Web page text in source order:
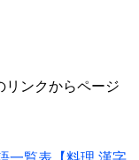
リンクからページ